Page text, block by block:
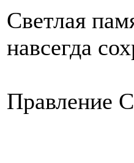
Светлая
навсегда
Правление